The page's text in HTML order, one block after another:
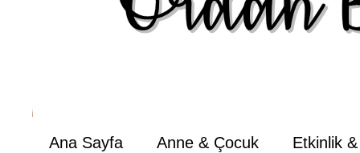
Ana Sayfa Anne & Çocuk Etkinlik